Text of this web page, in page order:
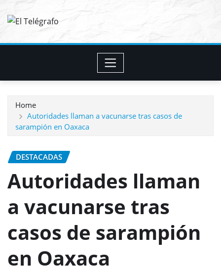
Home
Autoridades llaman a vacunarse tras casos de
sarampión en Oaxaca
DESTACADAS
Autoridades llaman
a vacunarse tras
casos de sarampión
en Oaxaca